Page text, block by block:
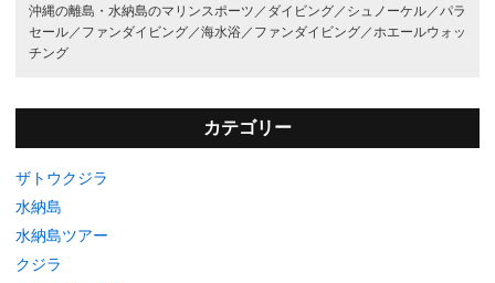
沖縄の離島・水納島のマリンスポーツ／ ダイビング／ シュノーケル／パラ
セール／ ファンダイビング／海水浴／ ファンダイビング／ホエールウォッ
チング
カテゴリー
ザトウクジラ
水納島
水納島ツアー
クジラ